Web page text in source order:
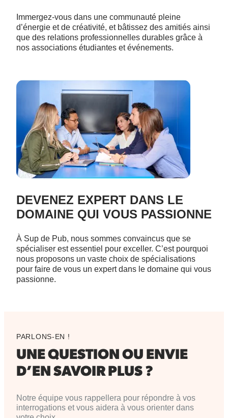
Immergez-vous dans une communauté pleine
d’énergie et de créativité, et bâtissez des amitiés ainsi
que des relations professionnelles durables grâce à
nos associations étudiantes et événements.
DEVENEZ EXPERT DANS LE
DOMAINE QUI VOUS PASSIONNE
À Sup de Pub, nous sommes convaincus que se
spécialiser est essentiel pour exceller. C’est pourquoi
nous proposons un vaste choix de spécialisations
pour faire de vous un expert dans le domaine qui vous
passionne.
PARLONS-EN !
UNE QUESTION OU ENVIE
D’EN SAVOIR PLUS ?
Notre équipe vous rappellera pour répondre à vos
interrogations et vous aidera à vous orienter dans